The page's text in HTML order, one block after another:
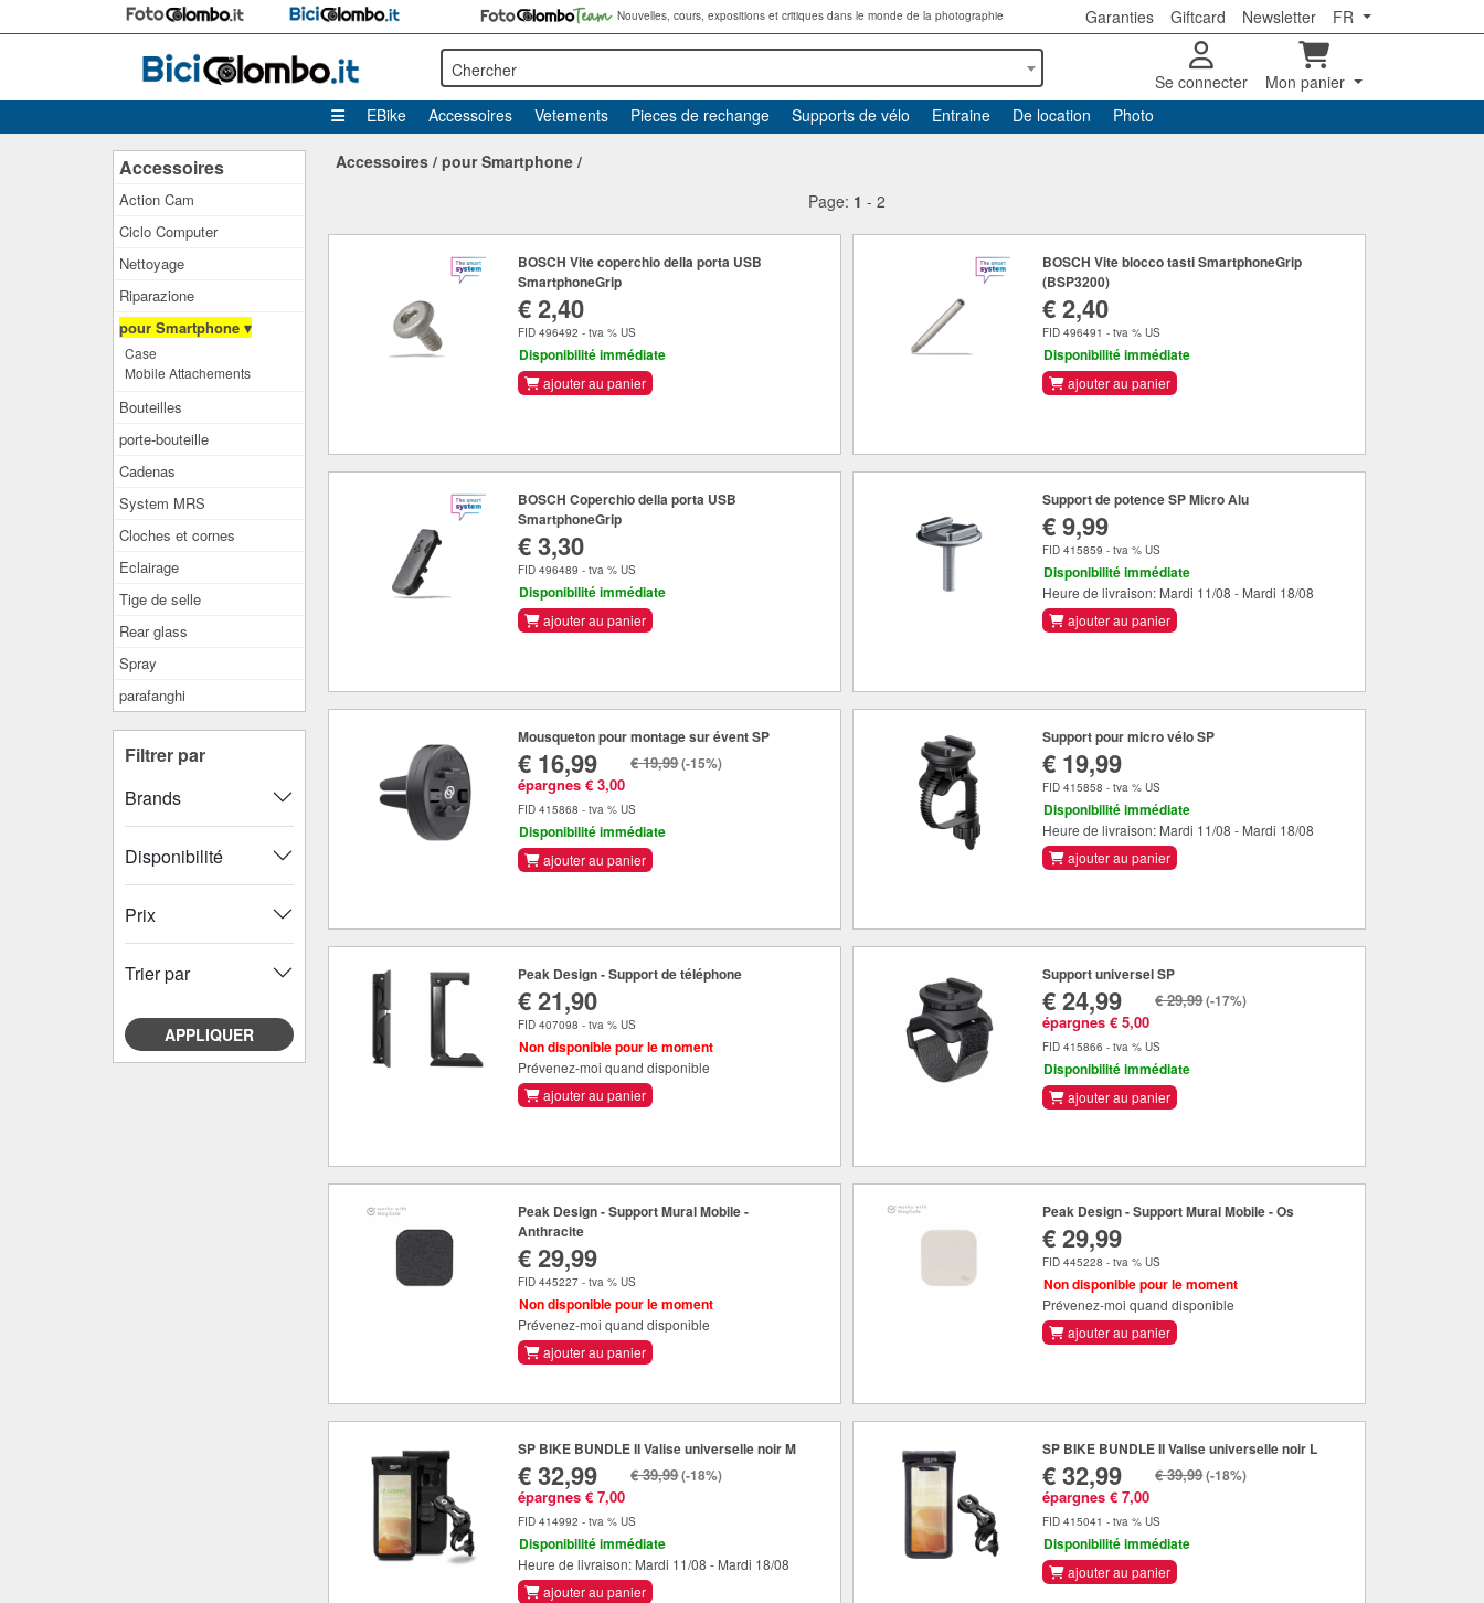
Nouvelles, cours, expositions et critiques dans le monde de la photographie Garanties Giftcard Newsletter FR
Chercher
Se connecter
Mon panier
EBike
Accessoires Vetements Pieces de rechange Supports de vélo Entraine De location Photo
Accessoires
Action Cam
Ciclo Computer
Nettoyage
Riparazione
pour Smartphone ▾
Case
Mobile Attachements
Bouteilles
porte-bouteille
Cadenas
System MRS
Cloches et cornes
Eclairage
Tige de selle
Rear glass
Spray
parafanghi
Filtrer par
Brands
Disponibilité
Prix
Trier par
APPLIQUER
Accessoires / pour Smartphone /
Page: 1 - 2
BOSCH Vite coperchio della porta USB
SmartphoneGrip
€ 2,40
FID 496492 - tva % US
Disponibilité immédiate
ajouter au panier
BOSCH Vite blocco tasti SmartphoneGrip
(BSP3200)
€ 2,40
FID 496491 - tva % US
Disponibilité immédiate
ajouter au panier
BOSCH Coperchio della porta USB
SmartphoneGrip
€ 3,30
FID 496489 - tva % US
Disponibilité immédiate
ajouter au panier
Support de potence SP Micro Alu
€ 9,99
FID 415859 - tva % US
Disponibilité immédiate
Heure de livraison: Mardi 11/08 - Mardi 18/08
ajouter au panier
Mousqueton pour montage sur évent SP
€ 16,99
épargnes € 3,00
€ 19,99(-15%)
FID 415868 - tva % US
Disponibilité immédiate
ajouter au panier
Support pour micro vélo SP
€ 19,99
FID 415858 - tva % US
Disponibilité immédiate
Heure de livraison: Mardi 11/08 - Mardi 18/08
ajouter au panier
Peak Design - Support de téléphone
€ 21,90
FID 407098 - tva % US
Non disponible pour le moment
Prévenez-moi quand disponible
ajouter au panier
Support universel SP
€ 24,99
épargnes € 5,00
€ 29,99(-17%)
FID 415866 - tva % US
Disponibilité immédiate
ajouter au panier
Peak Design - Support Mural Mobile -
Anthracite
€ 29,99
FID 445227 - tva % US
Non disponible pour le moment
Prévenez-moi quand disponible
ajouter au panier
Peak Design - Support Mural Mobile - Os
€ 29,99
FID 445228 - tva % US
Non disponible pour le moment
Prévenez-moi quand disponible
ajouter au panier
SP BIKE BUNDLE II Valise universelle noir M
€ 32,99
épargnes € 7,00
€ 39,99(-18%)
FID 414992 - tva % US
Disponibilité immédiate
Heure de livraison: Mardi 11/08 - Mardi 18/08
ajouter au panier
SP BIKE BUNDLE II Valise universelle noir L
€ 32,99
épargnes € 7,00
€ 39,99(-18%)
FID 415041 - tva % US
Disponibilité immédiate
ajouter au panier